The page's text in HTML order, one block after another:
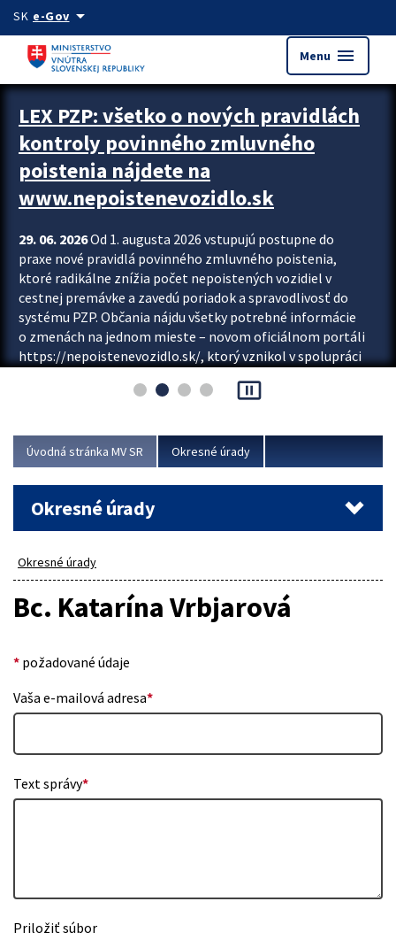
Preskocit na hlavný obsah
SK e-Govarrow_drop_down
Menu menu
Zastavit automatický posun upútavok
LEX PZP: všetko o nových pravidlách
kontroly povinného zmluvného
poistenia nájdete na
www.nepoistenevozidlo.sk
29. 06. 2026Od 1. augusta 2026 vstupujú postupne do
praxe nové pravidlá povinného zmluvného poistenia,
ktoré radikálne znížia počet nepoistených vozidiel v
cestnej premávke a zavedú poriadok a spravodlivosť do
systému PZP. Občania nájdu všetky potrebné informácie
o zmenách na jednom mieste – novom oficiálnom portáli
https://nepoistenevozidlo.sk/, ktorý vznikol v spolupráci
asociácie poisťovní (SLASPO) a Ministerstva vnútra SR.
Viac
pause_presentation
Úvodná stránka MV SR Okresné úrady
Okresné úrady
Okresné úrady
Bc. Katarína Vrbjarová
* požadované údaje
Vaša e-mailová adresa*
Text správy*
Priložiť súbor